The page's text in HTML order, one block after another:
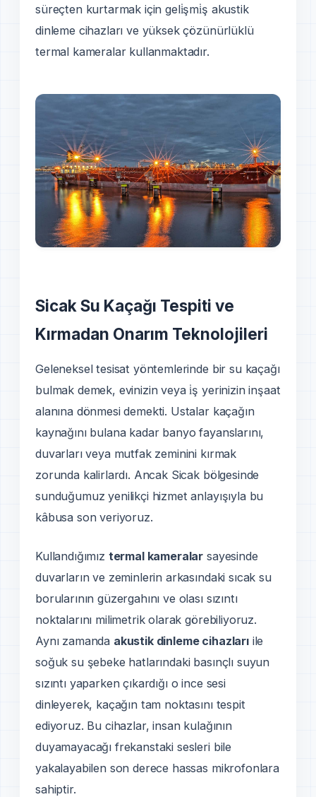
süreçten kurtarmak için geli̇şmi̇ş akustik
dinleme cihazları ve yüksek çözünürlüklü
termal kameralar kullanmaktadır.
Sicak Su Kaçağı Tespiti ve
Kırmadan Onarım Teknolojileri
Geleneksel tesisat yöntemlerinde bir su kaçağı
bulmak demek, evinizin veya i̇ş yerinizin inşaat
alanına dönmesi demekti. Ustalar kaçağın
kaynağını bulana kadar banyo fayanslarını,
duvarları veya mutfak zeminini kırmak
zorunda kalirlardı. Ancak Sicak bölgesinde
sunduğumuz yenilikçi hizmet anlayışıyla bu
kâbusa son veriyoruz.
Kullandığımız termal kameralar sayesinde
duvarların ve zeminlerin arkasındaki sıcak su
borularının güzergahını ve olası sızıntı
noktalarını milimetrik olarak görebiliyoruz.
Aynı zamanda akustik dinleme cihazlarıile
soğuk su şebeke hatlarındaki basınçlı suyun
sızıntı yaparken çıkardığı o ince sesi
dinleyerek, kaçağın tam noktasını tespit
ediyoruz. Bu cihazlar, insan kulağının
duyamayacağı frekanstaki sesleri bile
yakalayabilen son derece hassas mikrofonlara
sahiptir.